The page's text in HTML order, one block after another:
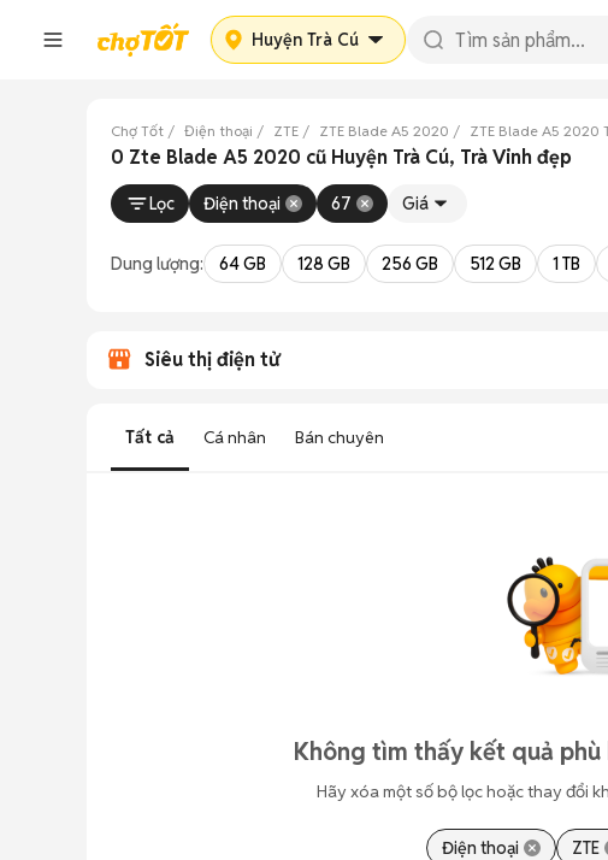
Huyện Trà Cú
Chợ Tốt Điện thoại ZTE ZTE Blade A5 2020 ZTE Blade A5 2020
0 Zte Blade A5 2020 cũ Huyện Trà Cú, Trà Vinh đẹp
Lọc Điện thoại 67 Giá
Dung lượng: 64 GB 128 GB 256 GB 512 GB 1 TB
Siêu thị điện tử
Tất cả Cá nhân Bán chuyên
Không tìm thấy kết quả phù
Hãy xóa một số bộ lọc hoặc thay đổi
Điện thoại ZTE